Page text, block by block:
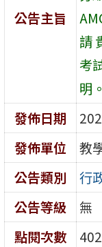
公告主旨
請
考
明。
發佈日期
發佈單位
教
公告類別
行
公告等級
無
點閱次數
402